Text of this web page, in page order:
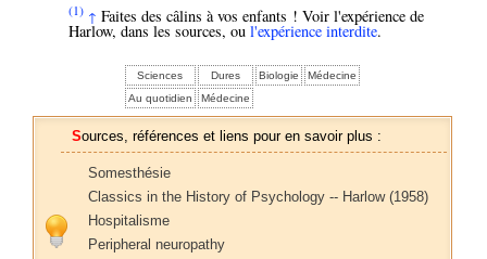
(1) ↑ Faites des câlins à vos enfants ! Voir l'expérience de
Harlow, dans les sources, ou l'expérience interdite.
Sciences Dures Biologie
Médecine
Au quotidien
Médecine
Sources, références et liens pour en savoir plus :
Somesthésie
Classics in the History of Psychology -- Harlow (1958)
Hospitalisme
Peripheral neuropathy